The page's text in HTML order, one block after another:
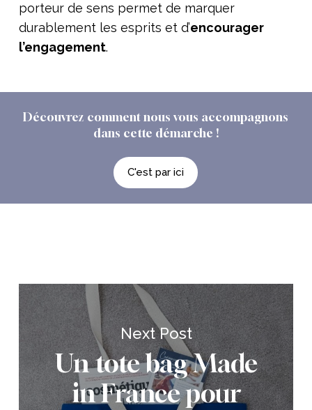
porteur de sens permet de marquer
durablement les esprits et d’encourager
l’engagement.
Découvrez comment nous vous accompagnons
dans cette démarche !
C'est par ici
Next Post
Un tote bag Made
in France pour